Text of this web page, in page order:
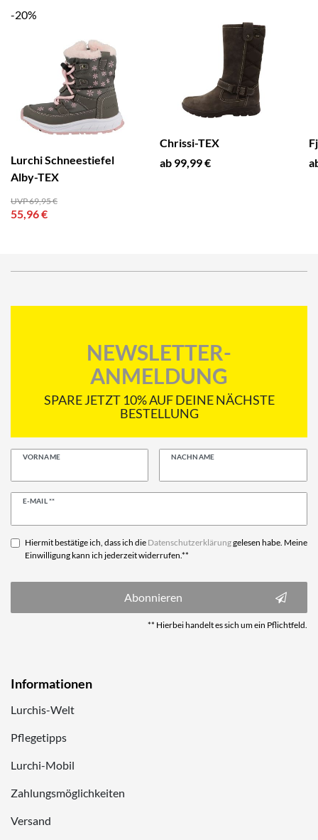
-20%
Lurchi Schneestiefel
Alby-TEX
UVP 69,95 €
55,96 €
Chrissi-TEX
ab 99,99 €
NEWSLETTER-
ANMELDUNG
SPARE JETZT 10% AUF DEINE NÄCHSTE
BESTELLUNG
VORNAME NACHNAME
E-MAIL **
Newsletter
Hiermit bestätige ich, dass ich die Daten­schutz­erklärunggelesen habe. Meine
Einwilligung kann ich jederzeit widerrufen.**
Abonnieren
** Hierbei handelt es sich um ein Pflichtfeld.
Informationen
Lurchis-Welt
Pflegetipps
Lurchi-Mobil
Zahlungsmöglichkeiten
Versand